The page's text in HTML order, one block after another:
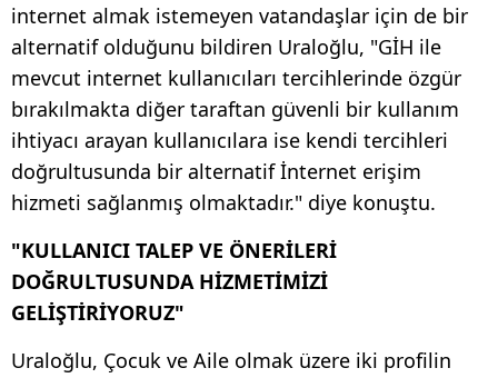
internet almak istemeyen vatandaşlar için de bir
alternatif olduğunu bildiren Uraloğlu, "GİH ile
mevcut internet kullanıcıları tercihlerinde özgür
bırakılmakta diğer taraftan güvenli bir kullanım
ihtiyacı arayan kullanıcılara ise kendi tercihleri
doğrultusunda bir alternatif İnternet erişim
hizmeti sağlanmış olmaktadır." diye konuştu.
"KULLANICI TALEP VE ÖNERİLERİ
DOĞRULTUSUNDA HİZMETİMİZİ
GELİŞTİRİYORUZ"
Uraloğlu, Çocuk ve Aile olmak üzere iki profilin